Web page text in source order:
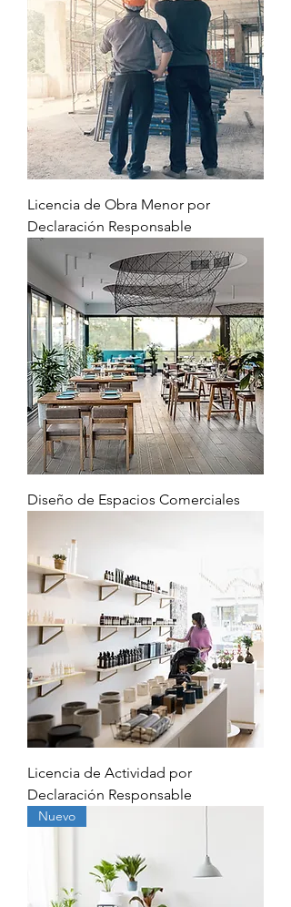
Licencia de Obra Menor por
Declaración Responsable
Diseño de Espacios Comerciales
Licencia de Actividad por
Declaración Responsable
Nuevo